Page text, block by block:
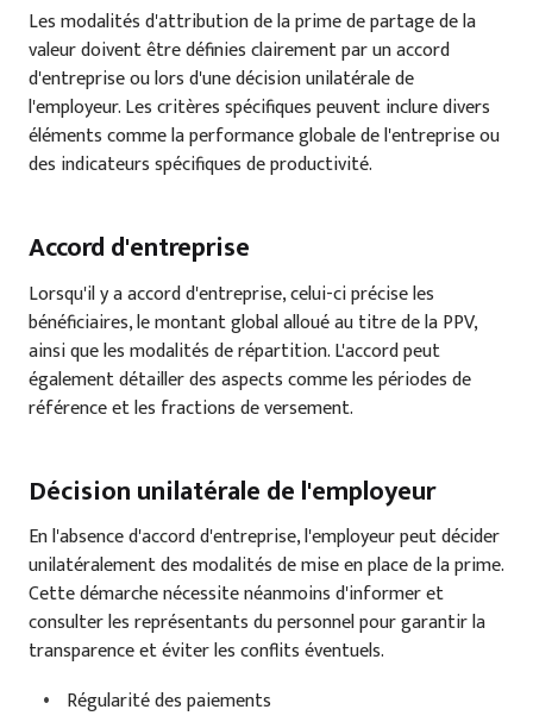
Les modalités d'attribution de la prime de partage de la
valeur doivent être définies clairement par un accord
d'entreprise ou lors d'une décision unilatérale de
l'employeur. Les critères spécifiques peuvent inclure divers
éléments comme la performance globale de l'entreprise ou
des indicateurs spécifiques de productivité.
Accord d'entreprise
Lorsqu'il y a accord d'entreprise, celui-ci précise les
bénéficiaires, le montant global alloué au titre de la PPV,
ainsi que les modalités de répartition. L'accord peut
également détailler des aspects comme les périodes de
référence et les fractions de versement.
Décision unilatérale de l'employeur
En l'absence d'accord d'entreprise, l'employeur peut décider
unilatéralement des modalités de mise en place de la prime.
Cette démarche nécessite néanmoins d'informer et
consulter les représentants du personnel pour garantir la
transparence et éviter les conflits éventuels.
Régularité des paiements